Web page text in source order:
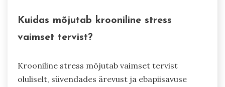
Kuidas mõjutab krooniline stress
vaimset tervist?
Krooniline stress mõjutab vaimset tervist
oluliselt, süvendades ärevust ja ebapiisavuse